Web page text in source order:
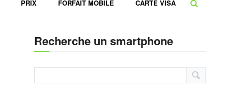
PRIX FORFAIT MOBILE CARTE VISA
Recherche un smartphone